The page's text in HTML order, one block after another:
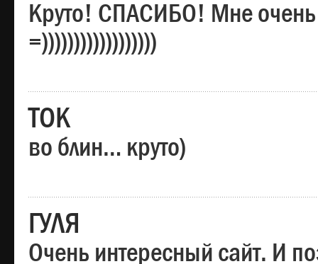
Круто! СПАСИБО! Мне
=))))))))))))))))))
ТОК
во блин… круто)
ГУЛЯ
Очень интересный сайт. И